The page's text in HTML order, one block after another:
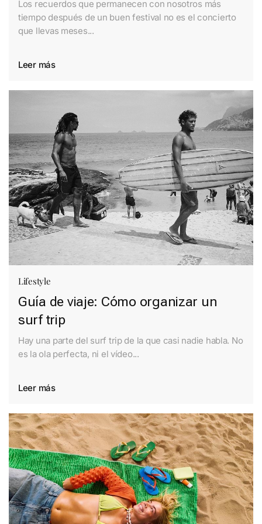
Los recuerdos que permanecen con nosotros más
tiempo después de un buen festival no es el concierto
que llevas meses...
Leer más
Lifestyle
Guía de viaje: Cómo organizar un
surf trip
Hay una parte del surf trip de la que casi nadie habla. No
es la ola perfecta, ni el vídeo...
Leer más